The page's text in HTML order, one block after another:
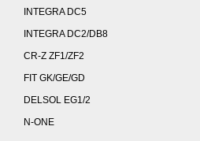
INTEGRA DC5
INTEGRA DC2/DB8
CR-Z ZF1/ZF2
FIT GK/GE/GD
DELSOL EG1/2
N-ONE